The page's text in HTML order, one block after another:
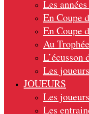
Les
En Coupe
En Coupe
Au
L’écusson
Les
JOUEURS
Les
Les